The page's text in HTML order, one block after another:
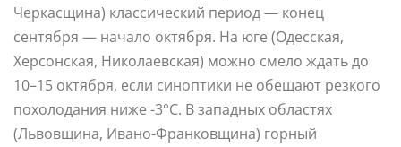
Черкасщина) классический период — конец
сентября — начало октября. На юге (Одесская,
Херсонская, Николаевская) можно смело ждать до
10–15 октября, если синоптики не обещают резкого
похолодания ниже -3°C. В западных областях
(Львовщина, Ивано-Франковщина) горный